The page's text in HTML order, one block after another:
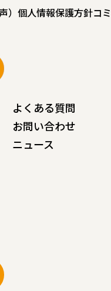
個人情報保護方針コ
よくある質問
お問い合わせ
ニュース